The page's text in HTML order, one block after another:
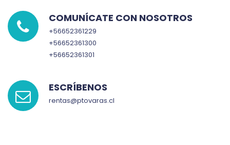
COMUNÍCATE CON NOSOTROS
+56652361229
+56652361300
+56652361301
ESCRÍBENOS
rentas@ptovaras.cl